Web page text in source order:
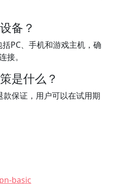
备？
PC、手机和游戏主机，确
接。
是什么？
保证，用户可以在试用期
basic